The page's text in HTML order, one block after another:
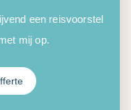
een reisvoorstel
mij op.